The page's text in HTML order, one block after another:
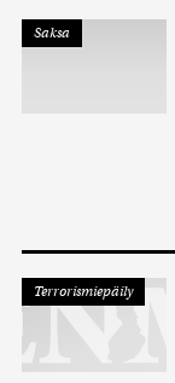
Saksa
Terrorismiepäily